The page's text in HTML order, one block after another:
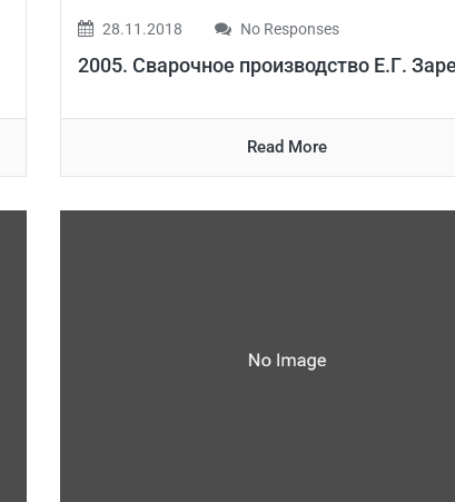
28.11.2018 No Responses
2005. Сварочное производство Е.Г.
Read More